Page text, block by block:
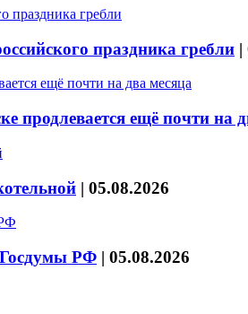
праздника гребли |
продлевается ещё почти на
| 05.08.2026
Госдумы РФ | 05.08.2026